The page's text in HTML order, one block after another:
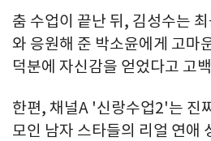
춤 수업이 끝난 뒤, 김성수는
와 응원해 준 박소윤에게 고마
덕분에 자신감을 얻었다고 고
한편, 채널A '신랑수업2'는 진
모인 남자 스타들의 리얼 연애